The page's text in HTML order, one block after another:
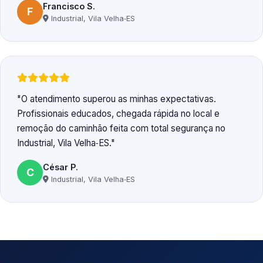
F Francisco S.
Industrial, Vila Velha‑ES
O atendimento superou as minhas expectativas.
Profissionais educados, chegada rápida no local e
remoção do caminhão feita com total segurança no
Industrial, Vila Velha‑ES.
C César P.
Industrial, Vila Velha‑ES